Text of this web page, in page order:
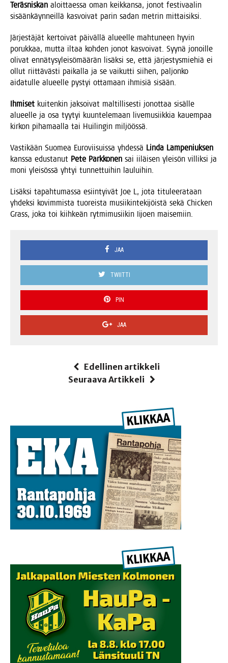
Teräs­nis­kan aloit­taes­sa oman keik­kan­sa, jonot fes­ti­vaa­lin
sisään­käyn­neil­lä kas­voi­vat parin sadan met­rin mittaisiksi.
Jär­jes­tä­jät ker­toi­vat päi­väl­lä alu­eel­le mah­tu­neen hyvin
poruk­kaa, mut­ta iltaa koh­den jonot kas­voi­vat. Syy­nä jonoil­le
oli­vat ennä­ty­sy­lei­sö­mää­rän lisäk­si se, että jär­jes­tys­mie­hiä ei
ollut riit­tä­väs­ti pai­kal­la ja se vai­kut­ti sii­hen, pal­jon­ko
aida­tul­le alu­eel­le pys­tyi otta­maan ihmi­siä sisään.
Ihmi­set kui­ten­kin jak­soi­vat mal­til­li­ses­ti jonot­taa sisäl­le
alu­eel­le ja osa tyy­tyi kuun­te­le­maan live­musiik­kia kau­em­paa
kir­kon piha­maal­la tai Hui­lin­gin miljöössä.
Vas­ti­kään Suo­mea Euro­vii­suis­sa yhdes­sä Lin­da Lam­pe­niuk­sen
kans­sa edus­ta­nut Pete Park­ko­nen sai iiläi­sen ylei­sön vil­lik­si ja
moni ylei­sös­sä yhtyi tun­net­tui­hin lauluihin.
Lisäk­si tapah­tu­mas­sa esiin­tyi­vät Joe L, jota titu­lee­ra­taan
yhdek­si kovim­mis­ta tuo­reis­ta musii­kin­te­ki­jöis­tä sekä Chic­ken
Grass, joka toi kiih­keän ryt­mi­musii­kin Iijoen maisemiin.
JAA
TWIITTI
PIN
JAA
Edellinen artikkeli
Seuraava Artikkeli